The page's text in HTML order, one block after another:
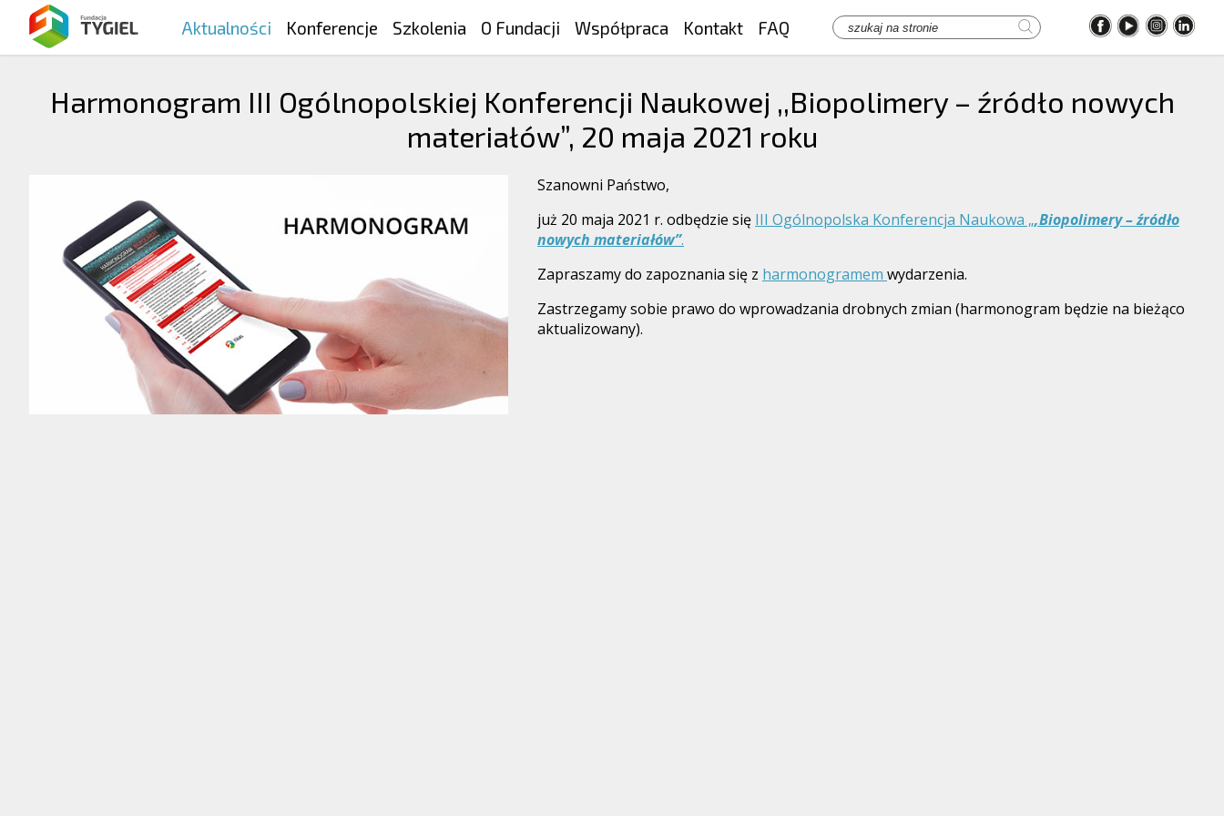
Aktualności Konferencje Szkolenia O Fundacji Współpraca Kontakt FAQ
Harmonogram III Ogólnopolskiej Konferencji Naukowej ,,Biopolimery – źródło nowych
materiałów”, 20 maja 2021 roku
Szanowni Państwo,
już 20 maja 2021 r. odbędzie się III Ogólnopolska Konferencja Naukowa „,Biopolimery – źródło
nowych materiałów”.
Zapraszamy do zapoznania się z harmonogramem wydarzenia.
Zastrzegamy sobie prawo do wprowadzania drobnych zmian (harmonogram będzie na bieżąco
aktualizowany).